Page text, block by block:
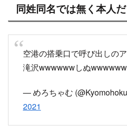
同姓同名では無く本人
空港の搭乗口で呼び出しの
滝沢wwwwwwしぬwwwwww
— めろちゃむ
2021